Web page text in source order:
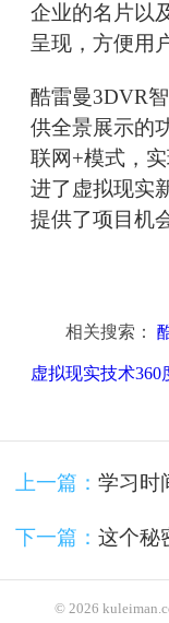
企业的名片以
呈现，方便用
酷雷曼3DVR
供全景展示的
联网+模式，
进了虚拟现实
提供了项目机
相关搜索：
虚拟现实技术360
上一篇： 学习时
下一篇： 这个秘
© 2026